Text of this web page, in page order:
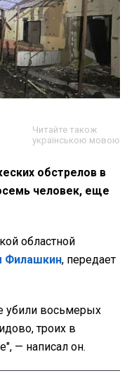
Читайте також
українською мовою
обстрелов в
человек, еще
областной
Филашкин, передает
убили восьмерых
троих в
— написал он.